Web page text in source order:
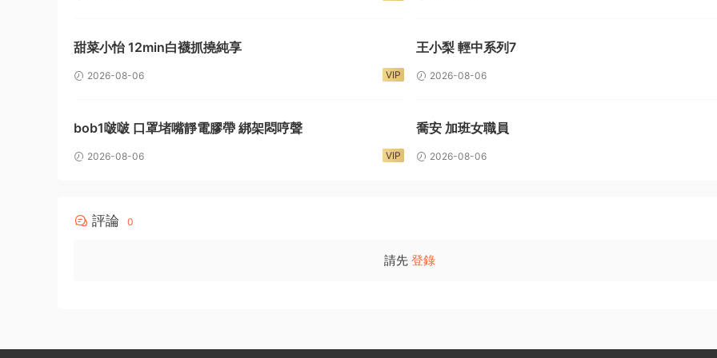
甜菜小怡 12min白襪抓撓純享
2026-08-06 VIP
王小梨 輕中系列7
2026-08-06
bob1啵啵 口罩堵嘴靜電膠帶 綁架悶哼聲
2026-08-06 VIP
喬安 加班女職員
2026-08-06
評論 0
請先 登錄